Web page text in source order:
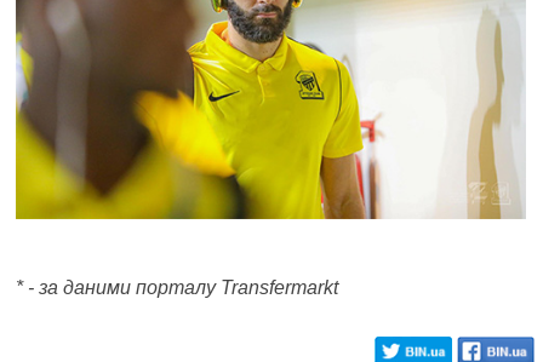
* - за даними порталу Transfermarkt